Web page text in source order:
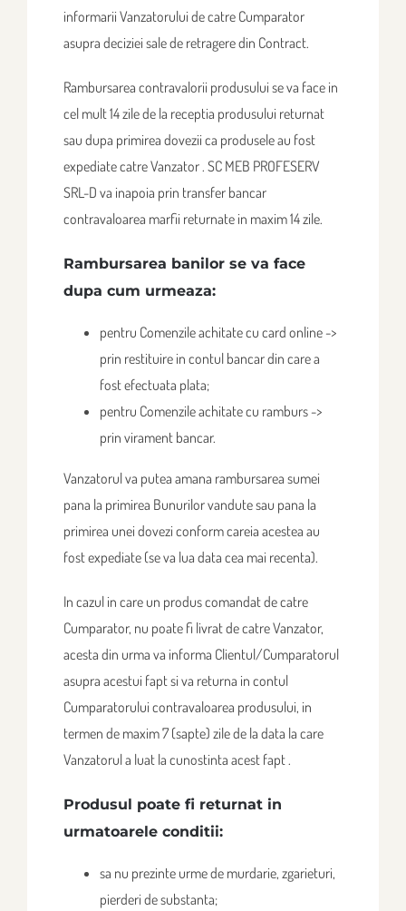
informarii Vanzatorului de catre Cumparator
asupra deciziei sale de retragere din Contract.
Rambursarea contravalorii produsului se va face in
cel mult 14 zile de la receptia produsului returnat
sau dupa primirea dovezii ca produsele au fost
expediate catre Vanzator . SC MEB PROFESERV
SRL-D va inapoia prin transfer bancar
contravaloarea marfii returnate in maxim 14 zile.
Rambursarea banilor se va face
dupa cum urmeaza:
pentru Comenzile achitate cu card online ->
prin restituire in contul bancar din care a
fost efectuata plata;
pentru Comenzile achitate cu ramburs ->
prin virament bancar.
Vanzatorul va putea amana rambursarea sumei
pana la primirea Bunurilor vandute sau pana la
primirea unei dovezi conform careia acestea au
fost expediate (se va lua data cea mai recenta).
In cazul in care un produs comandat de catre
Cumparator, nu poate fi livrat de catre Vanzator,
acesta din urma va informa Clientul/Cumparatorul
asupra acestui fapt si va returna in contul
Cumparatorului contravaloarea produsului, in
termen de maxim 7 (sapte) zile de la data la care
Vanzatorul a luat la cunostinta acest fapt .
Produsul poate fi returnat in
urmatoarele conditii:
sa nu prezinte urme de murdarie, zgarieturi,
pierderi de substanta;